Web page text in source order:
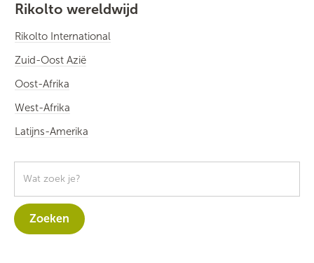
Rikolto wereldwijd
Rikolto International
Zuid-Oost Azië
Oost-Afrika
West-Afrika
Latijns-Amerika